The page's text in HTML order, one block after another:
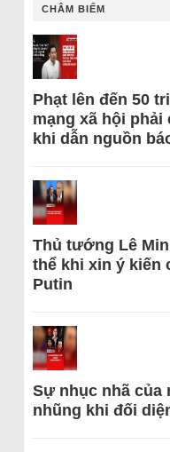
CHÂM BIẾM
Phạt lên đến 50
mạng xã hội
khi dẫn nguồn
Thủ tướng Lê
thể khi xin ý kiến
Putin
Sự nhục nhã của
nhũng khi đối